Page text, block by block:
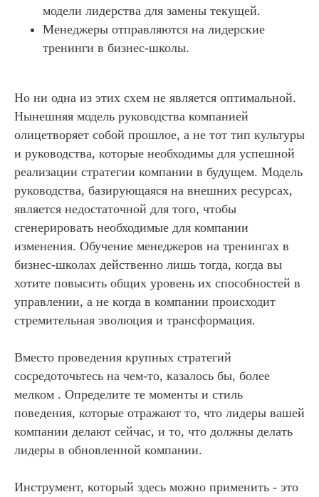
модели лидерства для замены текущей.
Менеджеры отправляются на лидерские
тренинги в бизнес-школы.
Но ни одна из этих схем не является оптимальной.
Нынешняя модель руководства компанией
олицетворяет собой прошлое, а не тот тип культуры
и руководства, которые необходимы для успешной
реализации стратегии компании в будущем. Модель
руководства, базирующаяся на внешних ресурсах,
является недостаточной для того, чтобы
сгенерировать необходимые для компании
изменения. Обучение менеджеров на тренингах в
бизнес-школах действенно лишь тогда, когда вы
хотите повысить общих уровень их способностей в
управлении, а не когда в компании происходит
стремительная эволюция и трансформация.
Вместо проведения крупных стратегий
сосредоточьтесь на чем-то, казалось бы, более
мелком . Определите те моменты и стиль
поведения, которые отражают то, что лидеры вашей
компании делают сейчас, и то, что должны делать
лидеры в обновленной компании.
Инструмент, который здесь можно применить - это